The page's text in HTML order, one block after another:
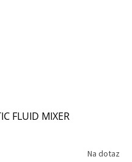
FLUID MIXER
Na dotaz